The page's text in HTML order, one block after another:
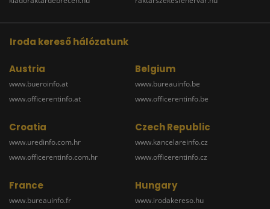
Iroda kereső hálózatunk
Austria
www.bueroinfo.at
www.officerentinfo.at
Belgium
www.bureauinfo.be
www.officerentinfo.be
Croatia
www.uredinfo.com.hr
www.officerentinfo.com.hr
Czech Republic
www.kancelareinfo.cz
www.officerentinfo.cz
France
www.bureauinfo.fr
Hungary
www.irodakereso.hu